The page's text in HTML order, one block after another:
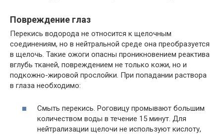
Повреждение глаз
Перекись водорода не относится к щелочным
соединениям, но в нейтральной среде она преобразуется
в щелочь. Такие ожоги опасны проникновением реактива
вглубь тканей, повреждением не только кожи, но и
подкожно-жировой прослойки. При попадании раствора
в глаза необходимо:
Смыть перекись. Роговицу промывают большим
количеством воды в течение 15 минут. Для
нейтрализации щелочи не используют кислоту,